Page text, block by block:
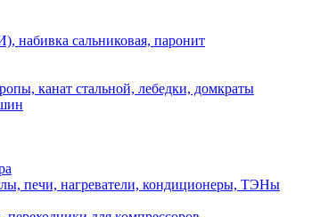
набивка сальниковая, паронит
канат стальной, лебедки, домкраты
печи, нагреватели, кондиционеры, ТЭНы